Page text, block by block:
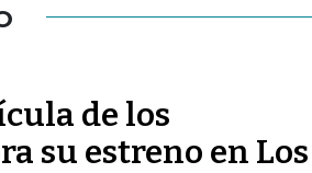
de los
su estreno en Los